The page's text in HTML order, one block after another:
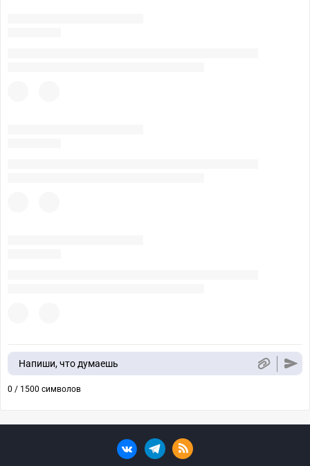
Напиши, что думаешь
0 / 1500 символов